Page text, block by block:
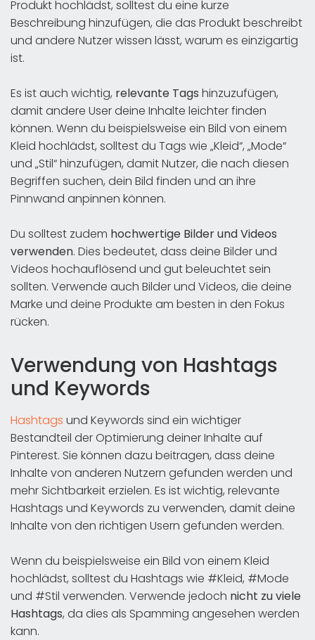
Produkt hochlädst, solltest du eine kurze
Beschreibung hinzufügen, die das Produkt beschreibt
und andere Nutzer wissen lässt, warum es einzigartig
ist.
Es ist auch wichtig, relevante Tags hinzuzufügen,
damit andere User deine Inhalte leichter finden
können. Wenn du beispielsweise ein Bild von einem
Kleid hochlädst, solltest du Tags wie „Kleid“, „Mode“
und „Stil“ hinzufügen, damit Nutzer, die nach diesen
Begriffen suchen, dein Bild finden und an ihre
Pinnwand anpinnen können.
Du solltest zudem hochwertige Bilder und Videos
verwenden. Dies bedeutet, dass deine Bilder und
Videos hochauflösend und gut beleuchtet sein
sollten. Verwende auch Bilder und Videos, die deine
Marke und deine Produkte am besten in den Fokus
rücken.
Verwendung von Hashtags
und Keywords
Hashtags und Keywords sind ein wichtiger
Bestandteil der Optimierung deiner Inhalte auf
Pinterest. Sie können dazu beitragen, dass deine
Inhalte von anderen Nutzern gefunden werden und
mehr Sichtbarkeit erzielen. Es ist wichtig, relevante
Hashtags und Keywords zu verwenden, damit deine
Inhalte von den richtigen Usern gefunden werden.
Wenn du beispielsweise ein Bild von einem Kleid
hochlädst, solltest du Hashtags wie #Kleid, #Mode
und #Stil verwenden. Verwende jedoch nicht zu viele
Hashtags, da dies als Spamming angesehen werden
kann.